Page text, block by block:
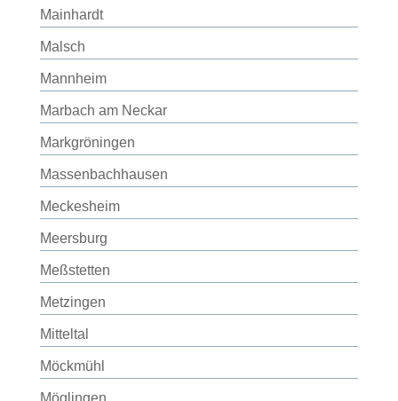
Mainhardt
Malsch
Mannheim
Marbach am Neckar
Markgröningen
Massenbachhausen
Meckesheim
Meersburg
Meßstetten
Metzingen
Mitteltal
Möckmühl
Möglingen